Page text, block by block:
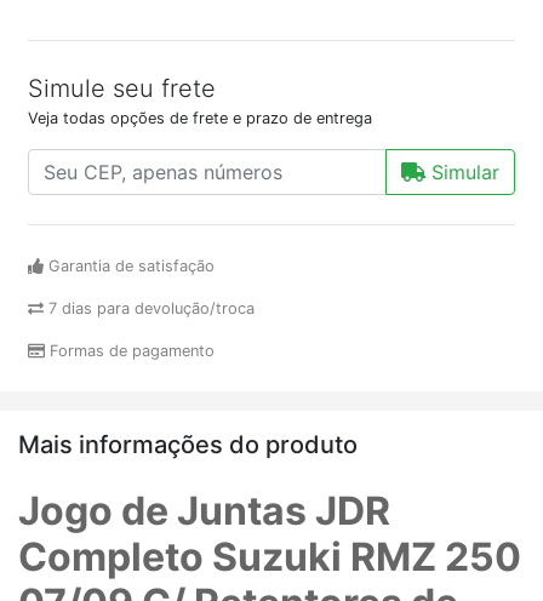
Simule seu frete
Veja todas opções de frete e prazo de entrega
Simular
Garantia de satisfação
7 dias para devolução/troca
Formas de pagamento
Mais informações do produto
Jogo de Juntas JDR
Completo Suzuki RMZ 250